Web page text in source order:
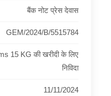
बैंक नोट प्रेस देवास
GEM/2024/B/5515784
15 KG की खरीदी के लिए
निविदा
11/11/2024